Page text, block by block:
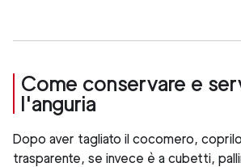
Come conservare e
l'anguria
Dopo aver tagliato il cocomero,
trasparente, se invece è a cubetti,